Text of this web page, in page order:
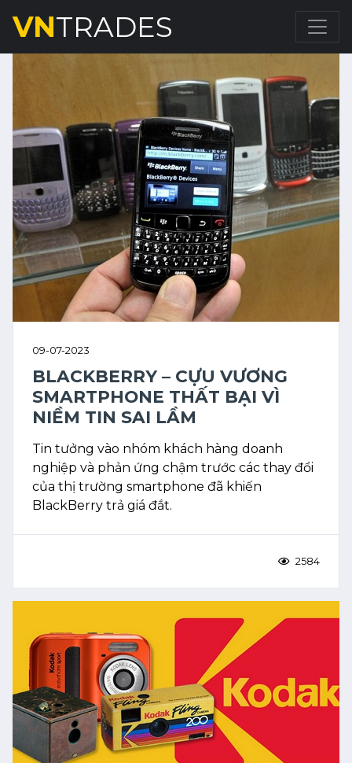
VNTRADES
09-07-2023
BLACKBERRY – CỰU VƯƠNG
SMARTPHONE THẤT BẠI VÌ
NIỀM TIN SAI LẦM
Tin tưởng vào nhóm khách hàng doanh
nghiệp và phản ứng chậm trước các thay đổi
của thị trường smartphone đã khiến
BlackBerry trả giá đắt.
2584